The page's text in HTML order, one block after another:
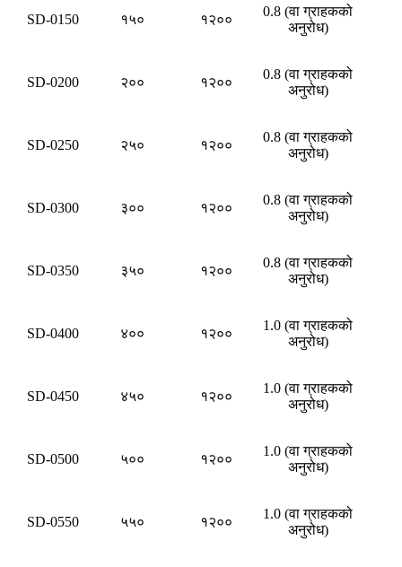
SD-0150 १५० १२००
0.8 (वा ग्राहकको
अनुरोध)
SD-0200 २०० १२००
0.8 (वा ग्राहकको
अनुरोध)
SD-0250 २५० १२००
0.8 (वा ग्राहकको
अनुरोध)
SD-0300 ३०० १२००
0.8 (वा ग्राहकको
अनुरोध)
SD-0350 ३५० १२००
0.8 (वा ग्राहकको
अनुरोध)
SD-0400 ४०० १२००
1.0 (वा ग्राहकको
अनुरोध)
SD-0450 ४५० १२००
1.0 (वा ग्राहकको
अनुरोध)
SD-0500 ५०० १२००
1.0 (वा ग्राहकको
अनुरोध)
SD-0550 ५५० १२००
1.0 (वा ग्राहकको
अनुरोध)